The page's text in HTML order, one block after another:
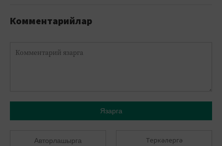
Комментарийлар
Язарга
Авторлашырга Теркәлергә